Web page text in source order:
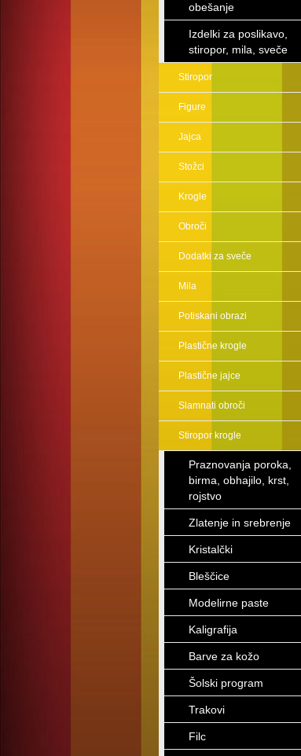
obešanje
Izdelki za poslikavo,
stiropor, mila, sveče
Stiropor
Figure
Jajca
Stožci
Krogle
Obroči
Dodatki za sveče
Mila
Potiskani obrazi
Plastične krogle
Plastične jajce
Slamnati obroči
Stiropor krogle
Praznovanja poroka,
birma, obhajilo, krst,
rojstvo
Zlatenje in srebrenje
Kristalčki
Bleščice
Modelirne paste
Kaligrafija
Barve za kožo
Šolski program
Trakovi
Filc